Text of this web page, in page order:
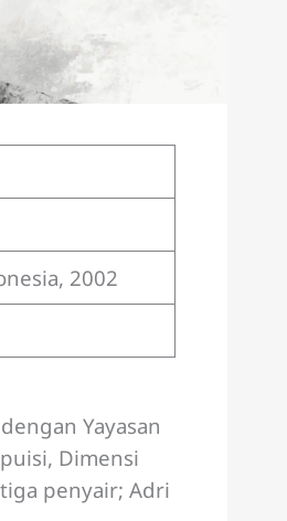
2002
Yayasan
Dimensi
penyair; Adri